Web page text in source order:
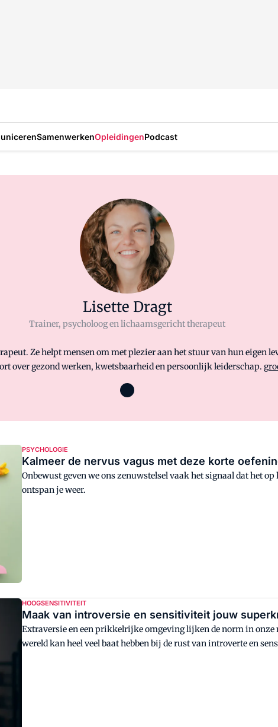
SamenwerkenOpleidingenPodcast
Lisette Dragt
Trainer, psycholoog en lichaamsgericht therapeut
Ze helpt mensen om met plezier aan het stuur van hun eigen
over gezond werken, kwetsbaarheid en persoonlijk leiderschap.
PSYCHOLOGIE
Kalmeer de nervus vagus met deze korte
Onbewust geven we ons zenuwstelsel vaak het signaal dat het
ontspan je weer.
HOOGSENSITIVITEIT
Maak van introversie en sensitiviteit jouw
Extraversie en een prikkelrijke omgeving lijken de norm in
wereld kan heel veel baat hebben bij de rust van introverte en